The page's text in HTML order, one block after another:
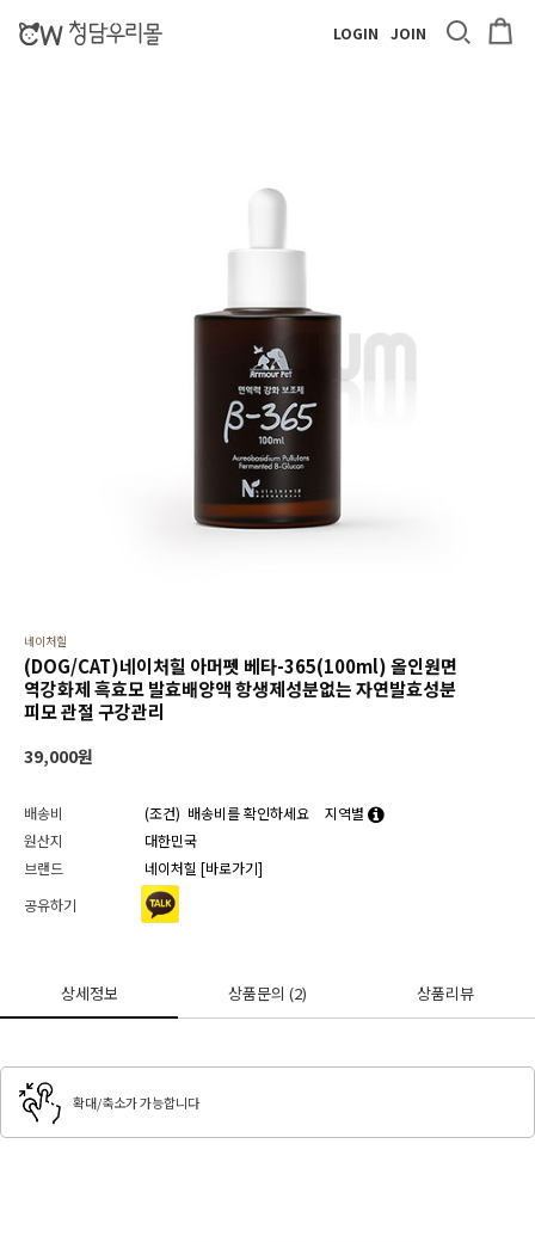
LOGIN JOIN
네이처힐
(DOG/CAT)네이처힐 아머펫 베타-365(100ml) 올인원면
역강화제 흑효모 발효배양액 항생제성분없는 자연발효성분
피모 관절 구강관리
39,000원
배송비 (조건) 배송비를 확인하세요
지역별
원산지
대한민국
브랜드
네이처힐 [바로가기]
공유하기
상세정보 상품문의 (2) 상품리뷰
확대/축소가 가능합니다